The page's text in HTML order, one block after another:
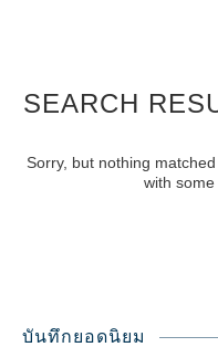
SEARCH
Sorry, but nothing
with some
บันทึกยอดนิยม